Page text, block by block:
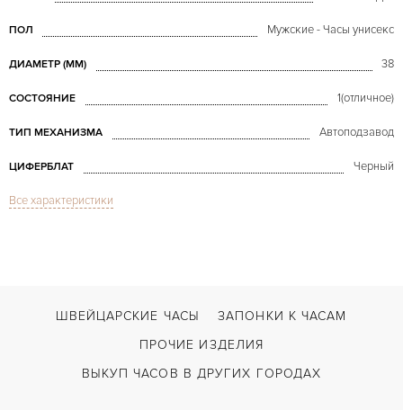
ПОЛ Мужские - Часы унисекс
ДИАМЕТР (MM) 38
СОСТОЯНИЕ 1(отличное)
ТИП МЕХАНИЗМА Автоподзавод
ЦИФЕРБЛАТ Черный
СТЕКЛО
ВОЗМОЖНОСТИ ДОСТАВКИ С документами, С футляром
Все характеристики
ШВЕЙЦАРСКИЕ ЧАСЫ
ЗАПОНКИ К ЧАСАМ
ПРОЧИЕ ИЗДЕЛИЯ
ВЫКУП ЧАСОВ В ДРУГИХ ГОРОДАХ